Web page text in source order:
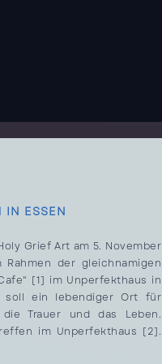
IN ESSEN
Grief Art am 5. November
der gleichnamigen
[1] im Unperfekthaus in
soll ein lebendiger Ort für
Trauer und das Leben.
im Unperfekthaus [2].